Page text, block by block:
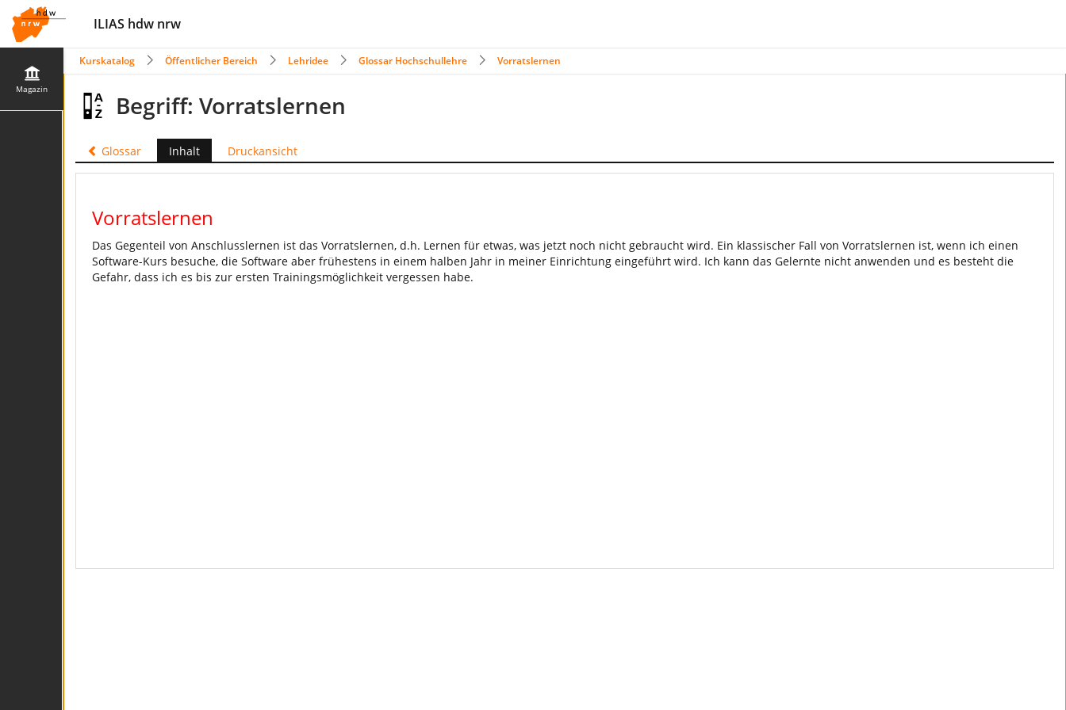
ILIAS hdw nrw
Magazin
Kurskatalog Öffentlicher Bereich Lehridee Glossar Hochschullehre Vorratslernen
Begriff: Vorratslernen
Glossar Inhalt Druckansicht
Vorratslernen
Das Gegenteil von Anschlusslernen ist das Vorratslernen, d.h. Lernen für etwas, was jetzt noch nicht gebraucht wird. Ein klassischer Fall von Vorratslernen ist, wenn ich einen
Software-Kurs besuche, die Software aber frühestens in einem halben Jahr in meiner Einrichtung eingeführt wird. Ich kann das Gelernte nicht anwenden und es besteht die
Gefahr, dass ich es bis zur ersten Trainingsmöglichkeit vergessen habe.